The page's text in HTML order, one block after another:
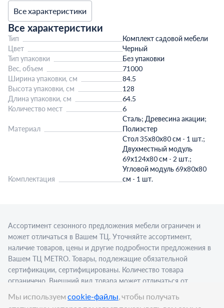
Все характеристики
Все характеристики
Тип
Комплект садовой мебели
Цвет
Черный
Тип упаковки
Без упаковки
Вес, объем
71000
Ширина упаковки, см
84.5
Высота упаковки, см
128
Длина упаковки, см
64.5
Количество мест
6
Материал
Сталь; Древесина акации;
Полиэстер
Комплектация
Стол 35х80х80 см - 1 шт.;
Двухместный модуль
69х124х80 см - 2 шт.;
Угловой модуль 69х80х80
см - 1 шт.
Ассортимент сезонного предложения мебели ограничен и
может отличаться в Вашем ТЦ. Уточняйте ассортимент,
наличие товаров, цены и другие подробности предложения в
Вашем ТЦ МЕТRО. Товары, подлежащие обязательной
сертификации, сертифицированы. Количество товара
ограничено. Внешний вид товара может отличаться от
изображения в рекламном материале. Для приобретения
алкогольной продукции для последующей реализации
Мы используем cookie-файлы, чтобы получать